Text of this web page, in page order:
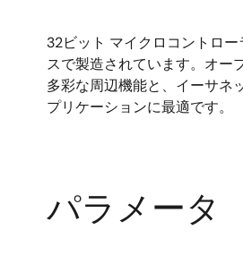
32ビット マイクロコントロ
スで製造されています。オー
多彩な周辺機能と、イーサネ
プリケーションに最適です。
パラメータ